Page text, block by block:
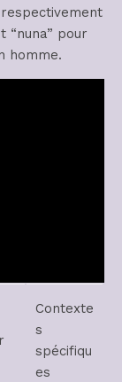
“nuna” pour
homme.
Contexte
s
spécifiqu
es